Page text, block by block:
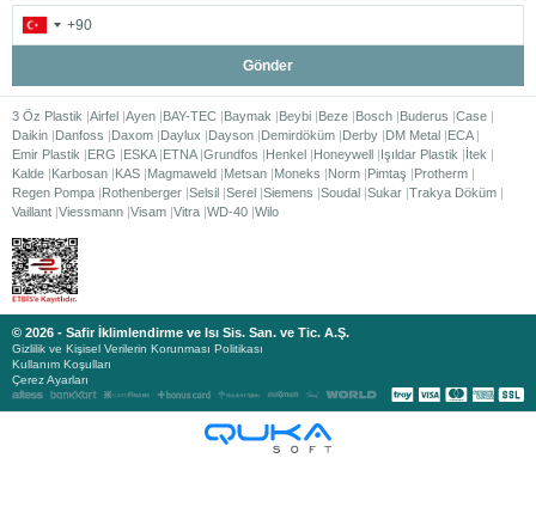
Gönder
3 Öz Plastik Airfel Ayen BAY-TEC Baymak Beybi Beze Bosch Buderus Case
Daikin Danfoss Daxom Daylux Dayson Demirdöküm Derby DM Metal ECA
Emir Plastik
ERG ESKA ETNA Grundfos Henkel Honeywell Işıldar Plastik
İtek
Kalde Karbosan KAS Magmaweld Metsan Moneks Norm Pimtaş
Protherm
Regen Pompa Rothenberger Selsil Serel Siemens Soudal Sukar Trakya Döküm
Vaillant Viessmann Visam Vitra WD-40 Wilo
© 2026 - Safir İklimlendirme ve Isı Sis. San. ve Tic. A.Ş.
Gizlilik ve Kişisel Verilerin Korunması Politikası
Kullanım Koşulları
Çerez Ayarları